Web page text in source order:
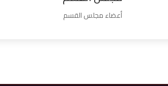
أعضاء مجلس القسم